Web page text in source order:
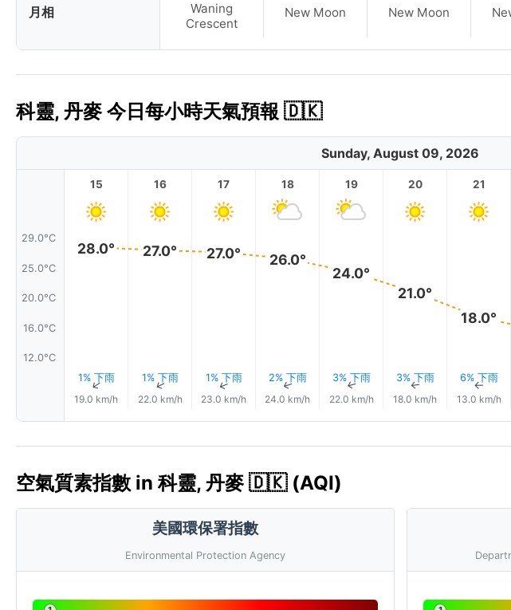
月相
Waning
Crescent
New Moon New Moon
科靈, 丹麥 今日每小時天氣預報 🇩🇰
Sunday, August 09, 2026
29.0°C
25.0°C
20.0°C
16.0°C
12.0°C
15
28.0°
1% 下雨
↑
19.0 km/h
16
27.0°
1% 下雨
↑
22.0 km/h
17
27.0°
1% 下雨
↑
23.0 km/h
18
26.0°
2% 下雨
↑
24.0 km/h
19
24.0°
3% 下雨
↑
22.0 km/h
20
21.0°
3% 下雨
↑
18.0 km/h
21
18.0°
6% 下雨
↑
13.0 km/h
空氣質素指數 in 科靈, 丹麥 🇩🇰 (AQI)
美國環保署指數
Environmental Protection Agency